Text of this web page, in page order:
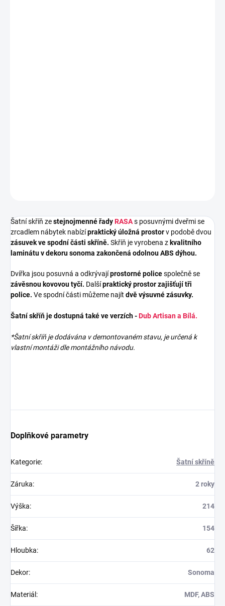
Šatní skříň zestejnojmenné řadyRASAs posuvnými dveřmi se
zrcadlem nábytek nabízípraktický úložná prostorv podobě dvou
zásuvek ve spodní části skříně. Skříň je vyrobena z kvalitního
laminátu v dekoru sonoma zakončená odolnou ABS dýhou.
Dvířka jsou posuvná a odkrývajíprostorné policespolečně se
závěsnou kovovou tyčí. Dalšípraktický prostor zajišťují tři
police. Ve spodní části můžeme najít dvě výsuvné zásuvky.
Šatní skříň je dostupná také ve verzích -Dub Artisan a Bílá.
*Šatní skříň je dodávána v demontovaném stavu, je určená k
vlastní montáži dle montážního návodu.
Doplňkové parametry
Kategorie: Šatní skříně
Záruka: 2 roky
Výška: 214
Šířka: 154
Hloubka: 62
Dekor: Sonoma
Materiál : MDF, ABS